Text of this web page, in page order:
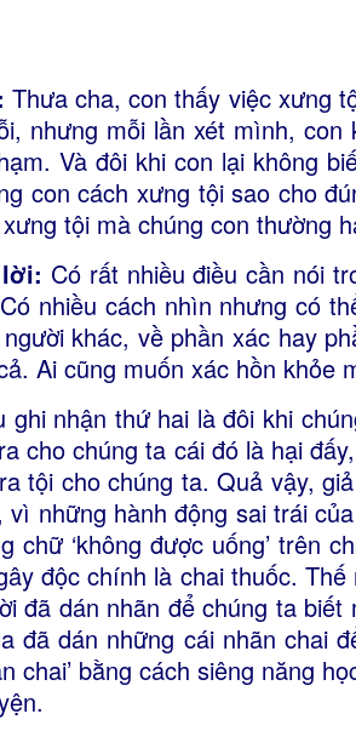
Thưa cha, con thấy việc xưng
nhưng mỗi lần xét mình,
Và đôi khi con lại không
con cách xưng tội sao cho
tội mà chúng con thường
Có rất nhiều điều cần nói
nhiều cách nhìn nhưng có
khác, về phần xác hay
Ai cũng muốn xác hồn khỏe
ghi nhận thứ hai là đôi khi
cho chúng ta cái đó là hại
tội cho chúng ta. Quả vậy,
vì những hành động sai trái
chữ ‘không được uống’ trên
độc chính là chai thuốc.
đã dán nhãn để chúng ta
đã dán những cái nhãn chai
chai’ bằng cách siêng năng